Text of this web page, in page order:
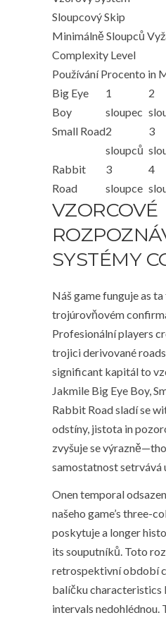
Sloupcový Skip
Minimálně Sloupců
Complexity Level
Používání Procento in
Big Eye
Boy
1
sloupec
2
Small Road2
sloupců
3
Rabbit
Road
3
sloupce
4
VZORCOVÉ
SYSTÉMY
Náš game funguje as
trojúrovňovém
Profesionální players
trojici derivované
significant kapitál to
Jakmile Big Eye Boy,
Rabbit Road sladí se
odstíny, jistota in
zvyšuje se
samostatnost setrvává
Onen temporal
našeho game’s three-
poskytuje a longer
its souputníků. Toto
retrospektivní období
balíčku characteristics
intervals nedohlédnou.